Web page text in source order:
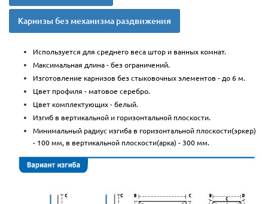
Карнизы без механизма раздвижения
Используется для среднего веса штор и ванных комнат.
Максимальная длина - без ограничений.
Изготовление карнизов без стыковочных элементов - до 6 м.
Цвет профиля - матовое серебро.
Цвет комплектующих - белый.
Изгиб в вертикальной и горизонтальной плоскости.
Минимальный радиус изгиба в горизонтальной плоскости(эркер)
- 100 мм, в вертикальной плоскости(арка) - 300 мм.